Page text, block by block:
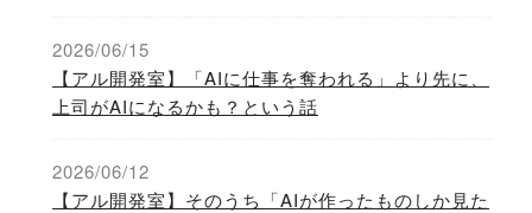
2026/06/15
【アル開発室】「AIに仕事を奪われる」より先に、
上司がAIになるかも？という話
2026/06/12
【アル開発室】そのうち「AIが作ったものしか見た